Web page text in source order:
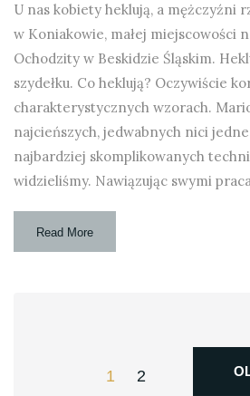
U nas kobiety heklują, a mężczyźni
w Koniakowie, małej miejscowości
Ochodzity w Beskidzie Śląskim.
szydełku. Co heklują? Oczywiście
charakterystycznych wzorach.
najcieńszych, jedwabnych nici
najbardziej skomplikowanych
widzieliśmy. Nawiązując swymi
Read More
1 2